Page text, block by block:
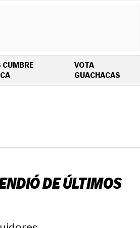
OPENS IN NEW WINDOW
VOTA
GUACHACAS
DE ÚLTIMOS